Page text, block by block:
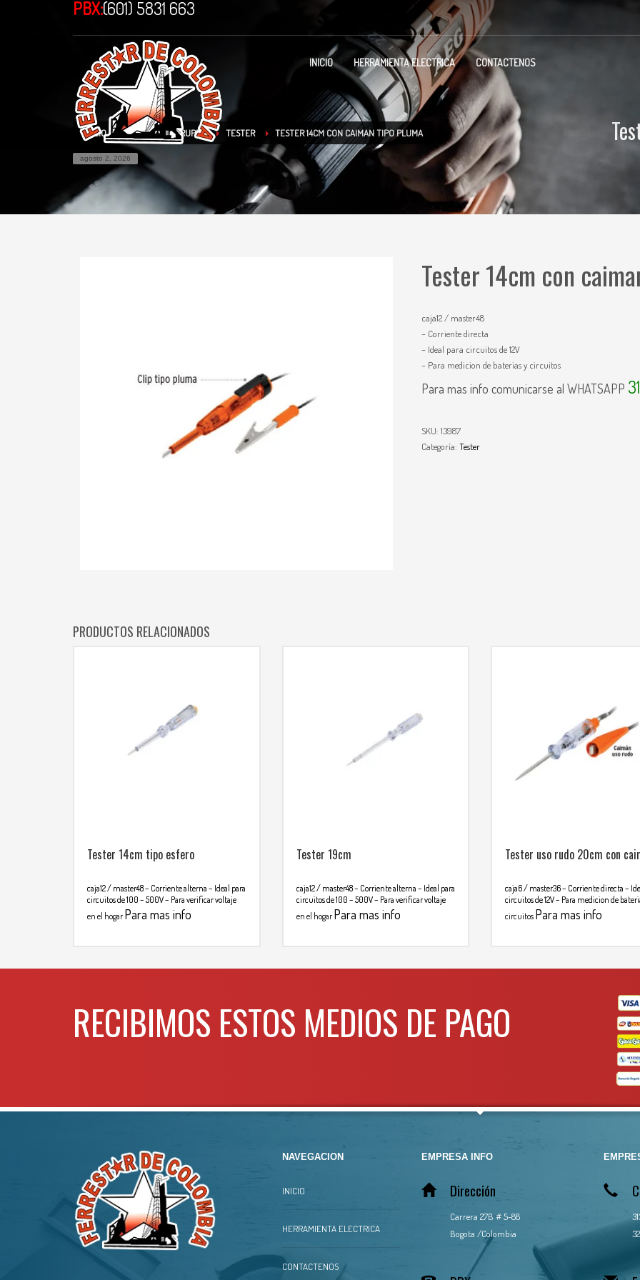
PBX:(601) 5831 663
INICIO HERRAMIENTA ELECTRICA CONTACTENOS
INICIO TIENDA TRUPER TESTER TESTER 14CM CON CAIMAN TIPO PLUMA
agosto 2, 2026
Tester 14cm con
caja12 / master48
– Corriente directa
– Ideal para circuitos de 12V
– Para medicion de baterias y circuitos
Para mas info comunicarse al WHATSAPP
SKU: 13987
Categoría: Tester
PRODUCTOS RELACIONADOS
Tester 14cm tipo esfero
caja12 / master48– Corriente alterna – Ideal para
circuitos de 100 – 500V– Para verificar voltaje
en el hogar Para mas info
Tester 19cm
caja12 / master48– Corriente alterna – Ideal para
circuitos de 100 – 500V– Para verificar voltaje
en el hogar Para mas info
Tester uso rudo 20cm con
caja6 / master36– Corriente directa –
circuitos de 12V– Para medicion de
circuitos Para mas info
RECIBIMOS ESTOS MEDIOS DE PAGO
NAVEGACION
INICIO
HERRAMIENTA ELECTRICA
CONTACTENOS
EMPRESA INFO
Dirección
Carrera 27B # 5-88
Bogota /Colombia